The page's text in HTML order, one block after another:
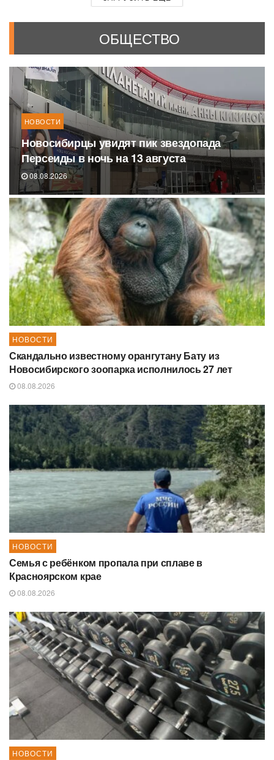
ОБЩЕСТВО
НОВОСТИ
Новосибирцы увидят пик звездопада
Персеиды в ночь на 13 августа
08.08.2026
НОВОСТИ
Скандально известному орангутану Бату из
Новосибирского зоопарка исполнилось 27 лет
08.08.2026
НОВОСТИ
Семья с ребёнком пропала при сплаве в
Красноярском крае
08.08.2026
НОВОСТИ